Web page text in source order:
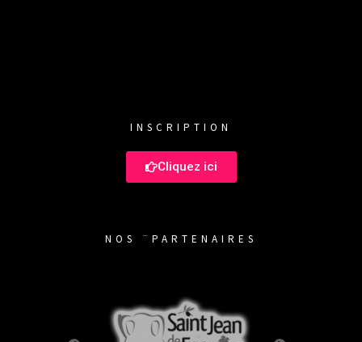
INSCRIPTION
Cliquez ici
NOS ¨PARTENAIRES